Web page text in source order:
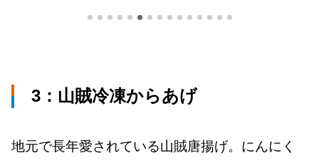
3：山賊冷凍からあげ
地元で長年愛されている山賊唐揚げ。にんにく